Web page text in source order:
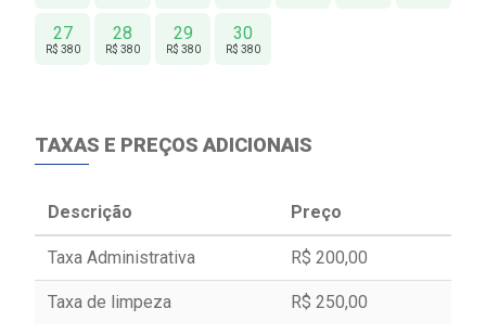
27
R$ 380
28
R$ 380
29
R$ 380
30
R$ 380
TAXAS E PREÇOS ADICIONAIS
Descrição Preço
Taxa Administrativa R$ 200,00
Taxa de limpeza R$ 250,00